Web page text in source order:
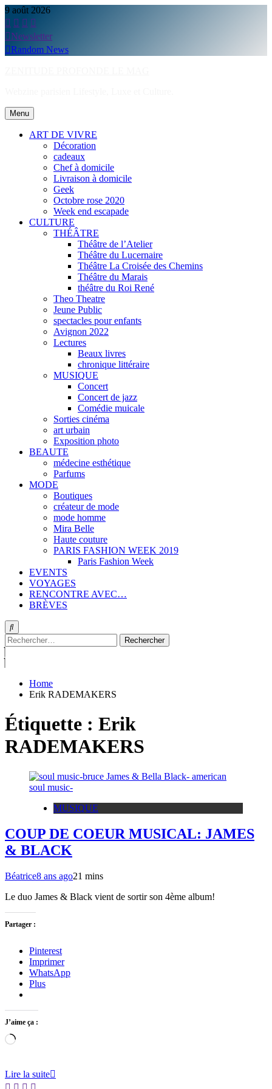
Skip
to
content
9 août 2026
Newsletter
Random News
Menu
ART DE VIVRE
Décoration
cadeaux
Chef à domicile
Livraison à domicile
Geek
Octobre rose 2020
Week end escapade
CULTURE
THÉÂTRE
Théâtre de l’Atelier
Théâtre du Lucernaire
Théâtre La Croisée des Chemins
Théâtre du Marais
théâtre du Roi René
Theo Theatre
Jeune Public
spectacles pour enfants
Avignon 2022
Lectures
Beaux livres
chronique littéraire
MUSIQUE
Concert
Concert de jazz
Comédie muicale
Sorties cinéma
art urbain
Exposition photo
BEAUTE
médecine esthétique
Parfums
MODE
Boutiques
créateur de mode
mode homme
Mira Belle
Haute couture
PARIS FASHION WEEK 2019
Paris Fashion Week
EVENTS
VOYAGES
RENCONTRE AVEC…
BRÈVES
Rechercher :
Home
Erik RADEMAKERS
Étiquette : Erik
RADEMAKERS
MUSIQUE
COUP DE COEUR MUSICAL: JAMES
& BLACK
Béatrice8 ans ago21 mins
Le duo James & Black vient de sortir son 4ème album!
Partager :
Pinterest
Imprimer
WhatsApp
Plus
J’aime ça :
Chargement…
Lire la suite